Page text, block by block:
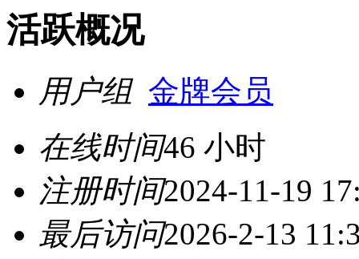
活跃概况
用户组 金牌会员
在线时间46 小时
注册时间2024-11-19
最后访问2026-2-13